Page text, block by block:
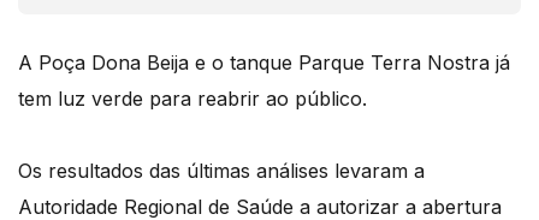
A Poça Dona Beija e o tanque Parque Terra Nostra já
tem luz verde para reabrir ao público.
Os resultados das últimas análises levaram a
Autoridade Regional de Saúde a autorizar a abertura